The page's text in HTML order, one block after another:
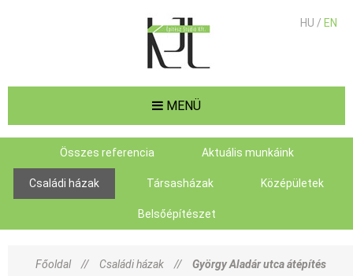
MENÜ
HU / EN
Összes referencia Aktuális munkáink
Családi házak Társasházak Középületek
Belsőépítészet
Főoldal // Családi házak // György Aladár utca átépítés